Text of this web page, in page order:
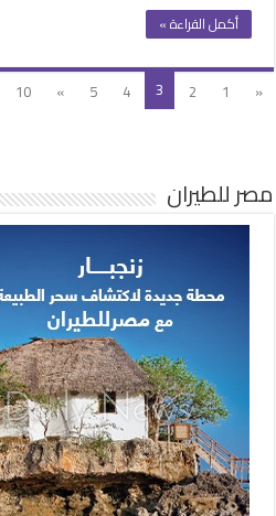
أكمل القراءة »
«
1
2
3
4
5
»
10
مصر للطيران